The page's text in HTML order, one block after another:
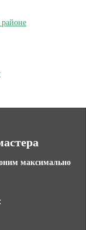
максимально